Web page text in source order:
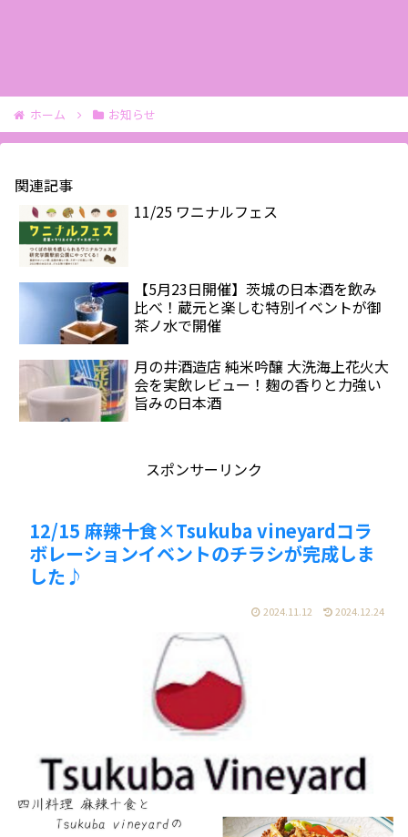
ホーム お知らせ
関連記事
11/25 ワニナルフェス
【5月23日開催】茨城の日本酒を飲み
比べ！蔵元と楽しむ特別イベントが御
茶ノ水で開催
月の井酒造店 純米吟醸 大洗海上花火大
会を実飲レビュー！麹の香りと力強い
旨みの日本酒
スポンサーリンク
12/15 麻辣十食×Tsukuba vineyardコラ
ボレーションイベントのチラシが完成しま
した♪
2024.11.12 2024.12.24